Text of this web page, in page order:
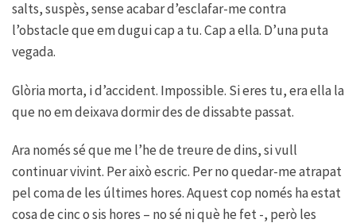
salts, suspès, sense acabar d’esclafar-me contra
l’obstacle que em dugui cap a tu. Cap a ella. D’una puta
vegada.
Glòria morta, i d’accident. Impossible. Si eres tu, era ella la
que no em deixava dormir des de dissabte passat.
Ara només sé que me l’he de treure de dins, si vull
continuar vivint. Per això escric. Per no quedar-me atrapat
pel coma de les últimes hores. Aquest cop només ha estat
cosa de cinc o sis hores – no sé ni què he fet -, però les